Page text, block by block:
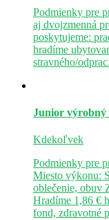
Podmienky pre
aj dvojzmenná
poskytujeme:
hradíme
stravného/
Junior výrobný
Kdekoľvek
Podmienky pre
Miesto výkonu:
oblečenie, obuv
Hradíme 1,86 €
fond, zdravotné